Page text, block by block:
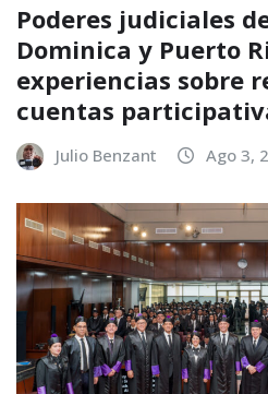
Poderes judiciales
Dominica y Puerto
experiencias sobre
cuentas
Julio Benzant Ago 3,